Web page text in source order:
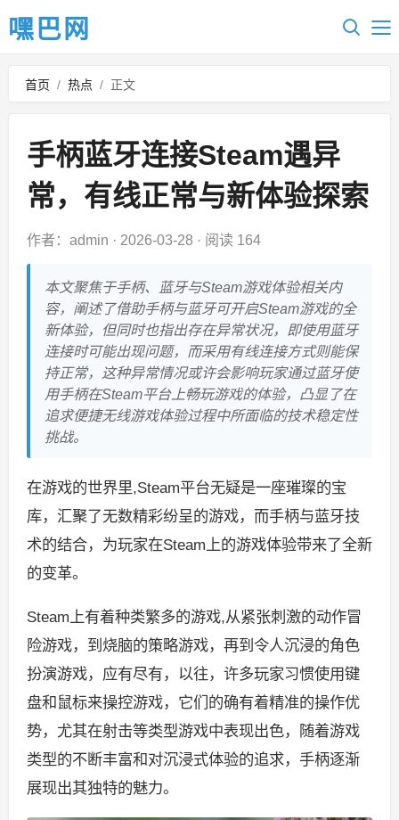
嘿巴网
首页 / 热点 / 正文
手柄蓝牙连接Steam遇异
常，有线正常与新体验探索
作者：admin · 2026-03-28 · 阅读 164
本文聚焦于手柄、蓝牙与Steam游戏体验相关内
容，阐述了借助手柄与蓝牙可开启Steam游戏的全
新体验，但同时也指出存在异常状况，即使用蓝牙
连接时可能出现问题，而采用有线连接方式则能保
持正常，这种异常情况或许会影响玩家通过蓝牙使
用手柄在Steam平台上畅玩游戏的体验，凸显了在
追求便捷无线游戏体验过程中所面临的技术稳定性
挑战。
在游戏的世界里,Steam平台无疑是一座璀璨的宝
库，汇聚了无数精彩纷呈的游戏，而手柄与蓝牙技
术的结合，为玩家在Steam上的游戏体验带来了全新
的变革。
Steam上有着种类繁多的游戏,从紧张刺激的动作冒
险游戏，到烧脑的策略游戏，再到令人沉浸的角色
扮演游戏，应有尽有，以往，许多玩家习惯使用键
盘和鼠标来操控游戏，它们的确有着精准的操作优
势，尤其在射击等类型游戏中表现出色，随着游戏
类型的不断丰富和对沉浸式体验的追求，手柄逐渐
展现出其独特的魅力。